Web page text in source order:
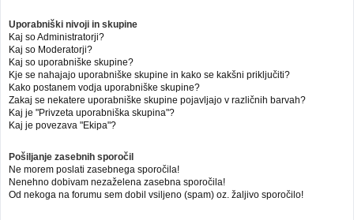
Uporabniški nivoji in skupine
Kaj so Administratorji?
Kaj so Moderatorji?
Kaj so uporabniške skupine?
Kje se nahajajo uporabniške skupine in kako se kakšni priključiti?
Kako postanem vodja uporabniške skupine?
Zakaj se nekatere uporabniške skupine pojavljajo v različnih barvah?
Kaj je "Privzeta uporabniška skupina"?
Kaj je povezava "Ekipa"?
Pošiljanje zasebnih sporočil
Ne morem poslati zasebnega sporočila!
Nenehno dobivam nezaželena zasebna sporočila!
Od nekoga na forumu sem dobil vsiljeno (spam) oz. žaljivo sporočilo!